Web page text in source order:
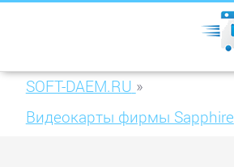
SOFT-DAEM.RU »
Видеокарты фирмы Sapphire